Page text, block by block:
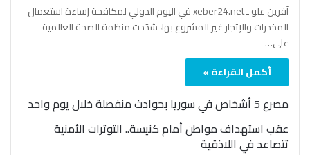
آفرين علو ـ xeber24.net في اليوم الدولي لمكافحة إساءة استعمال
المخدرات والإتجار غير المشروع بها، شدّدت منظمة الصحة العالمية
على…
أكمل القراءة »
مصرع 5 أشخاص في سوريا بحوادث منفصلة خلال يوم واحد
عقب استهداف مواطن أمام كنيسة.. التوترات الأمنية
تتصاعد في اللاذقية